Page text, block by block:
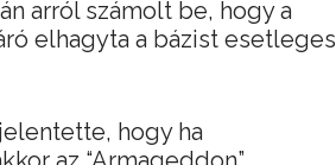
arról számolt be, hogy a
elhagyta a bázist esetleges
hogy ha